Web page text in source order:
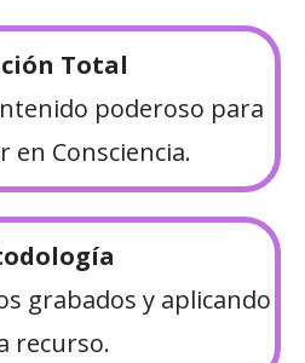
Total
poderoso para
en Consciencia.
grabados y aplicando
recurso.